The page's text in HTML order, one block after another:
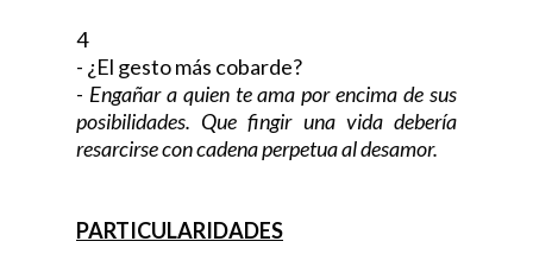
4
- ¿El gesto más cobarde?
- Engañar a quien te ama por encima de sus
posibilidades. Que fingir una vida debería
resarcirse con cadena perpetua al desamor.
PARTICULARIDADES